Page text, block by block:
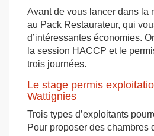
Avant de vous lancer dans la
au Pack Restaurateur, qui
d’intéressantes économies.
la session HACCP et le
trois journées.
Le stage permis
Wattignies
Trois types d’exploitants
Pour proposer des chambres